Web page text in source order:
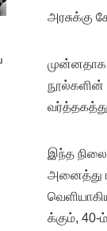
அரசுக்கு
முன்னதாக
நூல்களின்
இந்த
அனைத்து
க்கும், 40-